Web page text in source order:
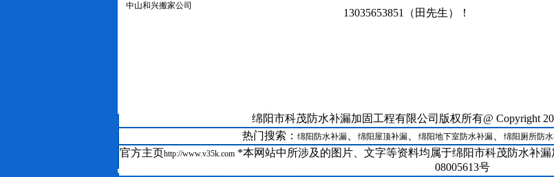
中山和兴搬家公司
13035653851（田先生）！
26--涪城区防水补
27-- 游仙区伸缩
绵阳房屋维修聚合物水泥防水涂料 28--三台县卫生间
29--
绵阳市科茂防水补漏加固工程有限公司版权所有@ Copyright
热门搜索： 绵阳防水补漏 绵阳屋顶补漏 绵阳地下室防水补漏 绵阳厕所防
官方主页http://www.v35k.com *本网站中所涉及的图片、文字等资料均属于绵阳市科茂防水补
08005613号